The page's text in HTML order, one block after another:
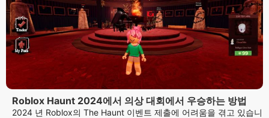
Roblox Haunt 2024에서 의상 대회에서 우승하는 방법
2024 년 Roblox의 The Haunt 이벤트 제출에 어려움을 겪고 있습니